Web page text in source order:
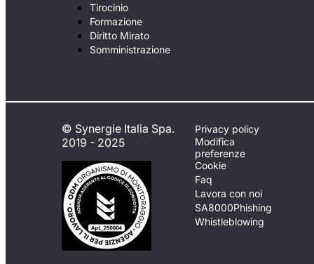
Tirocinio
Formazione
Diritto Mirato
Somministrazione
© Synergie Italia Spa.
2019 - 2025
Privacy policy
Modifica
preferenze
Cookie
Faq
Lavora con noi
SA8000Phishing
Whistleblowing